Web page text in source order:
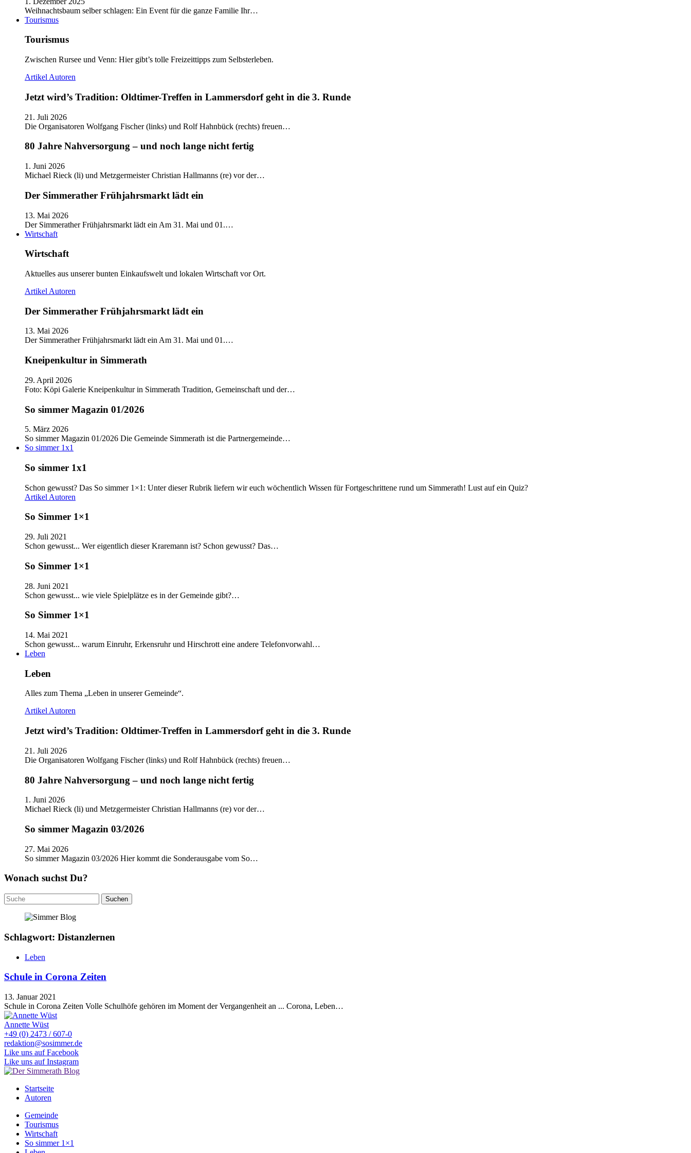
Weihnachtsbaum selber schlagen: Ein Event für die ganze Familie Ihr…
Tourismus
Tourismus
Zwischen Rursee und Venn: Hier gibt’s tolle Freizeittipps zum Selbsterleben.
Artikel Autoren
Jetzt wird’s Tradition: Oldtimer-Treffen in Lammersdorf geht in die 3. Runde
21. Juli 2026
Die Organisatoren Wolfgang Fischer (links) und Rolf Hahnbück (rechts) freuen…
80 Jahre Nahversorgung – und noch lange nicht fertig
1. Juni 2026
Michael Rieck (li) und Metzgermeister Christian Hallmanns (re) vor der…
Der Simmerather Frühjahrsmarkt lädt ein
13. Mai 2026
Der Simmerather Frühjahrsmarkt lädt ein Am 31. Mai und 01.…
Wirtschaft
Wirtschaft
Aktuelles aus unserer bunten Einkaufswelt und lokalen Wirtschaft vor Ort.
Artikel Autoren
Der Simmerather Frühjahrsmarkt lädt ein
13. Mai 2026
Der Simmerather Frühjahrsmarkt lädt ein Am 31. Mai und 01.…
Kneipenkultur in Simmerath
29. April 2026
Foto: Köpi Galerie Kneipenkultur in Simmerath Tradition, Gemeinschaft und der…
So simmer Magazin 01/2026
5. März 2026
So simmer Magazin 01/2026 Die Gemeinde Simmerath ist die Partnergemeinde…
So simmer 1x1
So simmer 1x1
Schon gewusst? Das So simmer 1×1: Unter dieser Rubrik liefern wir euch wöchentlich Wissen für Fortgeschrittene rund um Simmerath! Lust auf ein Quiz?
Artikel Autoren
So Simmer 1×1
29. Juli 2021
Schon gewusst... Wer eigentlich dieser Kraremann ist? Schon gewusst? Das…
So Simmer 1×1
28. Juni 2021
Schon gewusst... wie viele Spielplätze es in der Gemeinde gibt?…
So Simmer 1×1
14. Mai 2021
Schon gewusst... warum Einruhr, Erkensruhr und Hirschrott eine andere Telefonvorwahl…
Leben
Leben
Alles zum Thema „Leben in unserer Gemeinde“.
ArtikelAutoren
Jetzt wird’s Tradition: Oldtimer-Treffen in Lammersdorf geht in die 3. Runde
21. Juli 2026
Die Organisatoren Wolfgang Fischer (links) und Rolf Hahnbück (rechts) freuen…
80 Jahre Nahversorgung – und noch lange nicht fertig
1. Juni 2026
Michael Rieck (li) und Metzgermeister Christian Hallmanns (re) vor der…
So simmer Magazin 03/2026
27. Mai 2026
So simmer Magazin 03/2026 Hier kommt die Sonderausgabe vom So…
Wonach suchst Du?
Suchen
nach:
Schlagwort: Distanzlernen
Leben
Schule in Corona Zeiten
13. Januar 2021
Schule in Corona Zeiten Volle Schulhöfe gehören im Moment der Vergangenheit an ... Corona, Leben…
Annette Wüst
+49 (0) 2473 / 607-0
redaktion@sosimmer.de
Like uns auf Facebook
Like uns auf Instagram
Startseite
Autoren
Gemeinde
Tourismus
Wirtschaft
So simmer 1×1